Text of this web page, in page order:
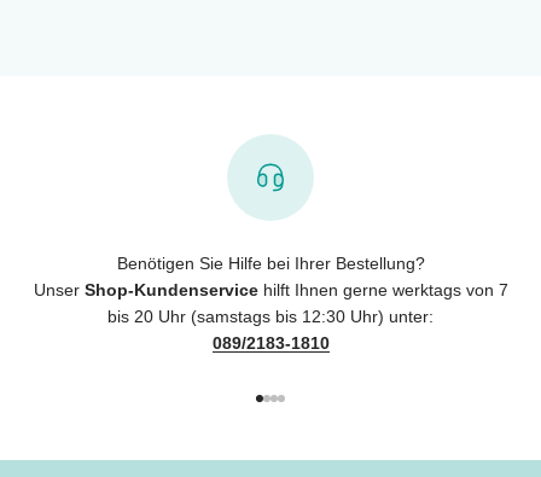
Benötigen Sie Hilfe bei Ihrer Bestellung?
Unser Shop-Kundenservicehilft Ihnen gerne werktags von 7
bis 20 Uhr (samstags bis 12:30 Uhr) unter:
089/2183-1810